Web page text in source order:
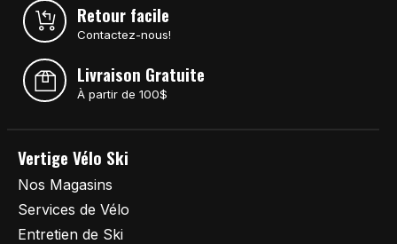
Retour facile
Contactez-nous!
Livraison Gratuite
À partir de 100$
Vertige Vélo Ski
Nos Magasins
Services de Vélo
Entretien de Ski